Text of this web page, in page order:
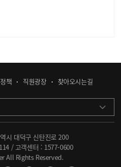
책 직원광장 찾아오시는길
시 대덕구 신탄진로 200
/ 고객센터 : 1577-0600
All Rights Reserved.